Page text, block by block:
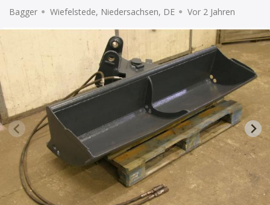
Bagger Wiefelstede, Niedersachsen, DE Vor 2 Jahren